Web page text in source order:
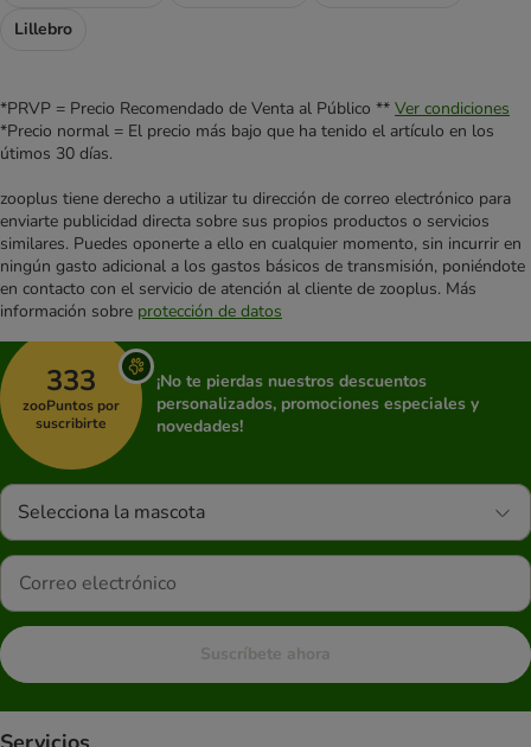
Lillebro
*PRVP = Precio Recomendado de Venta al Público ** Ver condiciones
*Precio normal = El precio más bajo que ha tenido el artículo en los
útimos 30 días.
zooplus tiene derecho a utilizar tu dirección de correo electrónico para
enviarte publicidad directa sobre sus propios productos o servicios
similares. Puedes oponerte a ello en cualquier momento, sin incurrir en
ningún gasto adicional a los gastos básicos de transmisión, poniéndote
en contacto con el servicio de atención al cliente de zooplus. Más
información sobre protección de datos
333
zooPuntos por
suscribirte
¡No te pierdas nuestros descuentos
personalizados, promociones especiales y
novedades!
Selecciona la mascota
Suscríbete ahora